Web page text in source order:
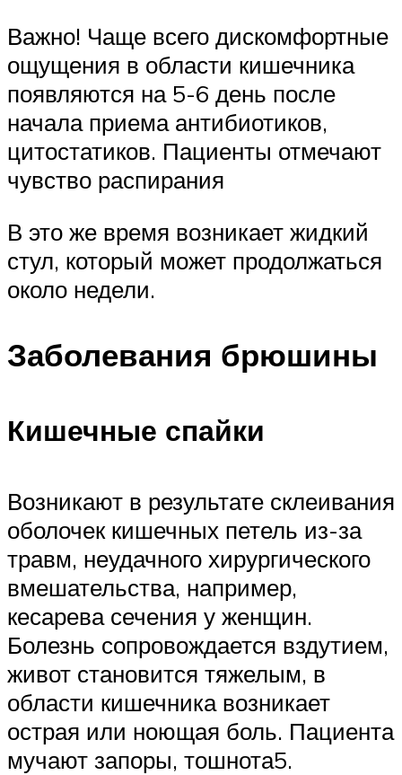
Важно! Чаще всего дискомфортные
ощущения в области кишечника
появляются на 5-6 день после
начала приема антибиотиков,
цитостатиков. Пациенты отмечают
чувство распирания
В это же время возникает жидкий
стул, который может продолжаться
около недели.
Заболевания брюшины
Кишечные спайки
Возникают в результате склеивания
оболочек кишечных петель из-за
травм, неудачного хирургического
вмешательства, например,
кесарева сечения у женщин.
Болезнь сопровождается вздутием,
живот становится тяжелым, в
области кишечника возникает
острая или ноющая боль. Пациента
мучают запоры, тошнота5.